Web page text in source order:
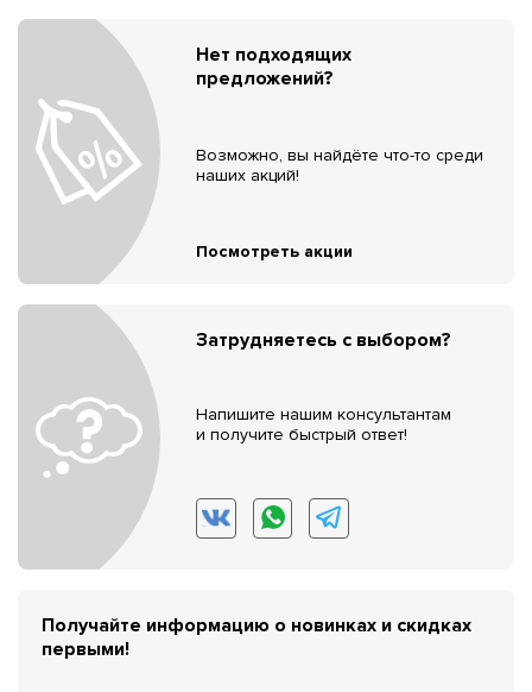
Нет подходящих
предложений?
Возможно, вы найдёте что-то среди
наших акций!
Посмотреть акции
Затрудняетесь с выбором?
Напишите нашим консультантам
и получите быстрый ответ!
Получайте информацию о новинках и скидках
первыми!